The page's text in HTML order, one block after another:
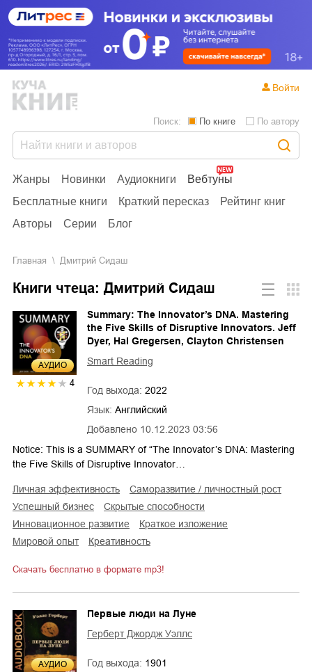
Жанры Новинки Аудиокниги
Вебтуны
Бесплатные книги
Краткий пересказ
Рейтинг книг
Авторы
Серии Блог
Поиск: По книге По автору
Войти
Главная Дмитрий Сидаш
Книги чтеца: Дмитрий Сидаш
AУДИО
4
Добавлено 10.12.2023 03:56
Summary: The Innovator’s DNA. Mastering
the Five Skills of Disruptive Innovators. Jeff
Dyer, Hal Gregersen, Clayton Christensen
Smart Reading
Год выхода: 2022
Язык: Английский
Notice: This is a SUMMARY of “The Innovator’s DNA: Mastering
the Five Skills of Disruptive Innovator…
личная эффективность
саморазвитие / личностный рост
успешный бизнес
скрытые способности
инновационное развитие
краткое изложение
мировой опыт
креативность
Скачать бесплатно в формате mp3!
AУДИО
Первые люди на Луне
Герберт Джордж Уэллс
Год выхода: 1901